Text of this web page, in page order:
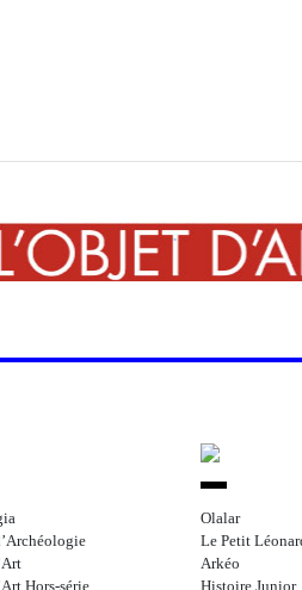
Hors-série
Olalar
Le Petit
Arkéo
Histoire Junior